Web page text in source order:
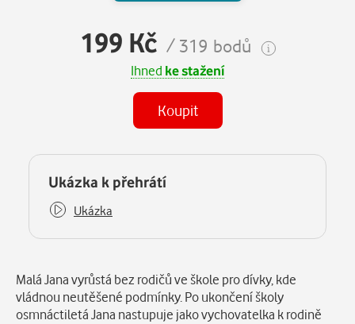
199 Kč / 319 bodů
Ihned ke stažení
Koupit
Některé kapitoly již máte zakoupeny.
Ukázka k přehrátí
Ukázka
Popis
Malá Jana vyrůstá bez rodičů ve škole pro dívky, kde
vládnou neutěšené podmínky. Po ukončení školy
osmnáctiletá Jana nastupuje jako vychovatelka k rodině